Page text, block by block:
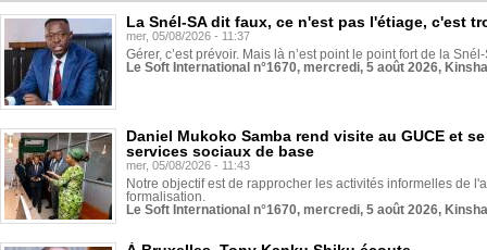
La Snél-SA dit faux, ce n'est pas l'étiage, c'est
mer, 05/08/2026 - 11:37
Gérer, c’est prévoir. Mais là n’est point le point fort de la
Le Soft International n°1670, mercredi, 5 août 2026,
Daniel Mukoko Samba rend visite au GUCE et
services sociaux de base
mer, 05/08/2026 - 11:43
Notre objectif est de rapprocher les activités informelles de
formalisation.
Le Soft International n°1670, mercredi, 5 août 2026,